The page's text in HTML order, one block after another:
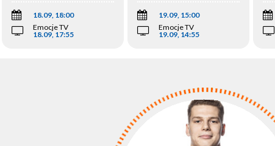
18.09, 18:00
Emocje TV
18.09, 17:55
19.09, 15:00
Emocje TV
19.09, 14:55